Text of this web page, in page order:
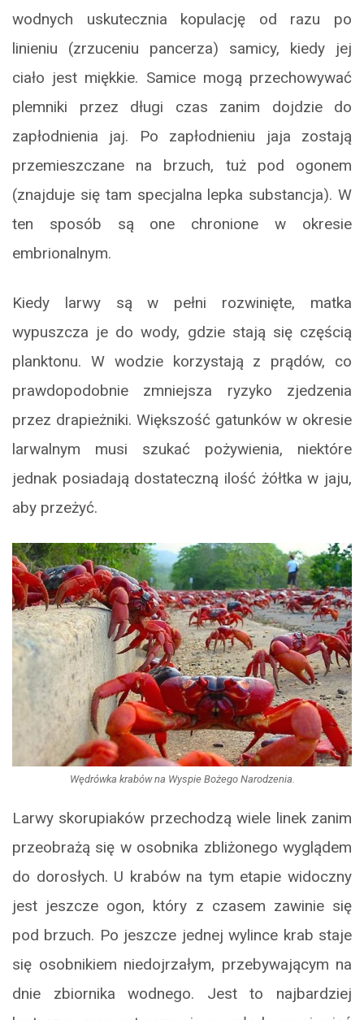
wodnych uskutecznia kopulację od razu po
linieniu (zrzuceniu pancerza) samicy, kiedy jej
ciało jest miękkie. Samice mogą przechowywać
plemniki przez długi czas zanim dojdzie do
zapłodnienia jaj. Po zapłodnieniu jaja zostają
przemieszczane na brzuch, tuż pod ogonem
(znajduje się tam specjalna lepka substancja). W
ten sposób są one chronione w okresie
embrionalnym.
Kiedy larwy są w pełni rozwinięte, matka
wypuszcza je do wody, gdzie stają się częścią
planktonu. W wodzie korzystają z prądów, co
prawdopodobnie zmniejsza ryzyko zjedzenia
przez drapieżniki. Większość gatunków w okresie
larwalnym musi szukać pożywienia, niektóre
jednak posiadają dostateczną ilość żółtka w jaju,
aby przeżyć.
Wędrówka krabów na Wyspie Bożego Narodzenia.
Larwy skorupiaków przechodzą wiele linek zanim
przeobrażą się w osobnika zbliżonego wyglądem
do dorosłych. U krabów na tym etapie widoczny
jest jeszcze ogon, który z czasem zawinie się
pod brzuch. Po jeszcze jednej wylince krab staje
się osobnikiem niedojrzałym, przebywającym na
dnie zbiornika wodnego. Jest to najbardziej